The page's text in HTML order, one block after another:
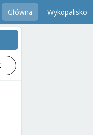
Główna Wykopalisko